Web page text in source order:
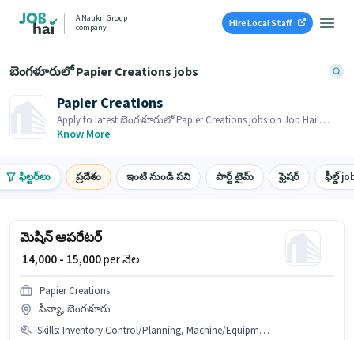
A Naukri Group
company
Hire Local Staff
బెంగళూరులో Papier Creations jobs
Papier Creations
Apply to latest బెంగళూరులో Papier Creations jobs on Job Hai!
Recruiter is actively hiring in your area.
Know More
ఫిల్టర్‌లు ప్రదేశం ఇంటి నుండి పని పార్ట్ టైమ్ ఫ్రెషర్ ఫీల్డ్
మెషిన్ ఆపరేటర్
₹ 14,000 - 15,000per నెల
Papier Creations
పీన్యా, బెంగళూరు
Skills: Inventory Control/Planning, Machine/Equipment Operation, Production Scheduling, Machine/Equipment Maintenance